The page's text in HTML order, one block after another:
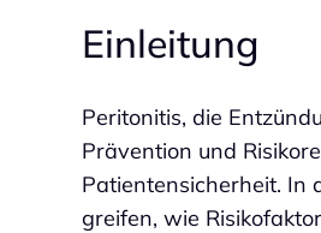
Einleitung
Peritonitis, die
Prävention und
Patientensicherheit. In
greifen, wie